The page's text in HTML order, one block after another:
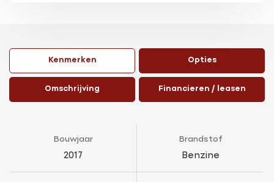
Kenmerken Opties
Omschrijving Financieren / leasen
Bouwjaar
2017
Brandstof
Benzine